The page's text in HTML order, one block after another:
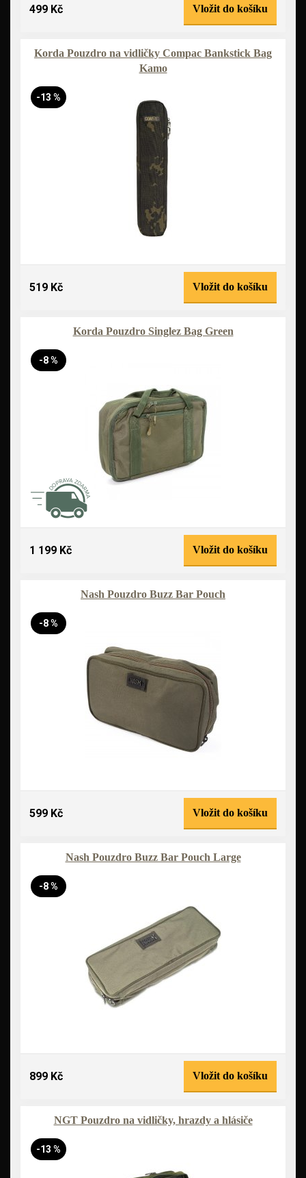
499 Kč Vložit do košíku
Korda Pouzdro na vidličky Compac Bankstick Bag
Kamo
-13 %
519 Kč Vložit do košíku
Korda Pouzdro Singlez Bag Green
-8 %
1 199 Kč Vložit do košíku
Nash Pouzdro Buzz Bar Pouch
-8 %
599 Kč Vložit do košíku
Nash Pouzdro Buzz Bar Pouch Large
-8 %
899 Kč Vložit do košíku
NGT Pouzdro na vidličky, hrazdy a hlásiče
-13 %